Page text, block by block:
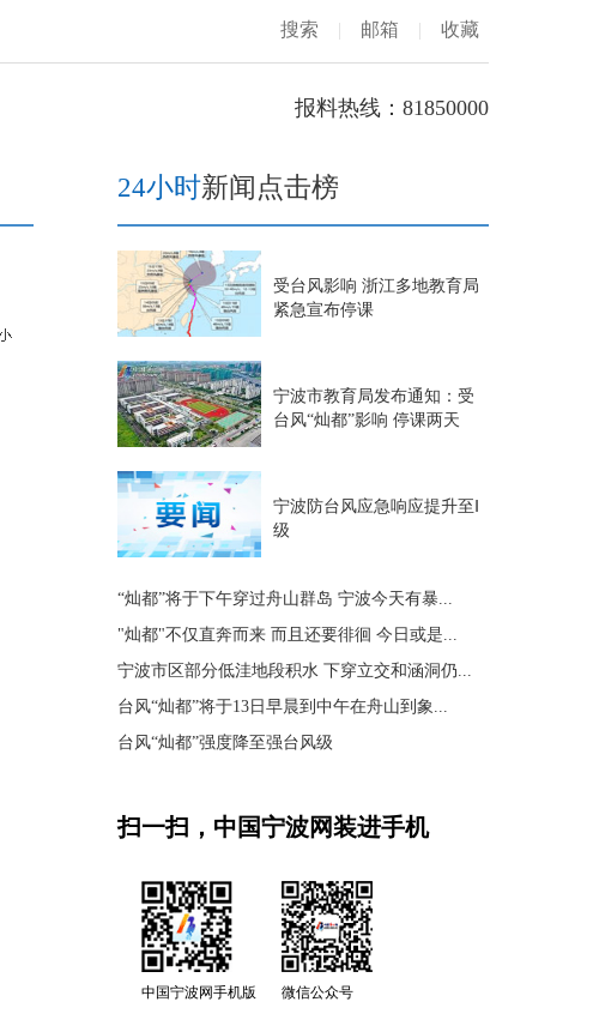
搜索 | 邮箱 | 收藏
报料热线：81850000
24小时新闻点击榜
受台风影响 浙江多地教育局
紧急宣布停课
宁波市教育局发布通知：受
台风“灿都”影响 停课两天
宁波防台风应急响应提升至Ⅰ
级
“灿都”将于下午穿过舟山群岛 宁波今天有暴...
"灿都"不仅直奔而来 而且还要徘徊 今日或是...
宁波市区部分低洼地段积水 下穿立交和涵洞仍...
台风“灿都”将于13日早晨到中午在舟山到象...
台风“灿都”强度降至强台风级
扫一扫，中国宁波网装进手机
中国宁波网手机版 微信公众号